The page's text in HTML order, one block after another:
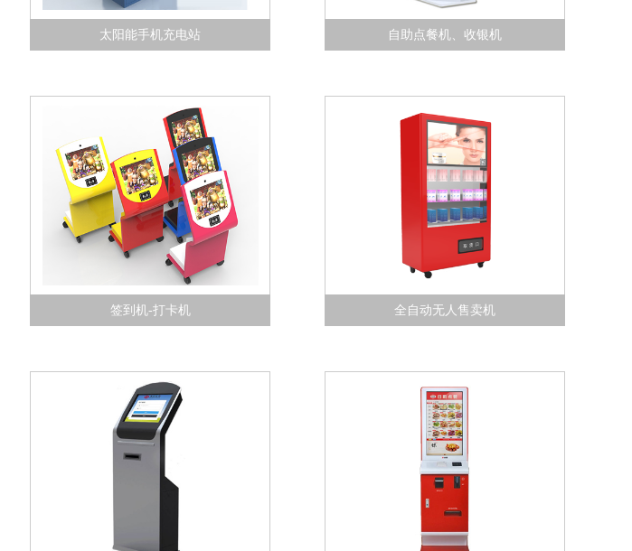
太阳能手机充电站 自助点餐机、收银机
签到机-打卡机 全自动无人售卖机